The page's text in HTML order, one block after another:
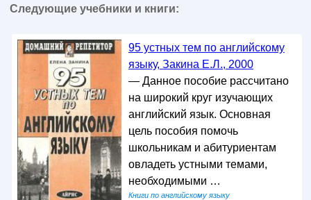
Следующие учебники и книги:
95 устных тем по английскому
языку, Закина Е.Л., 2000
— Данное пособие рассчитано
на широкий круг изучающих
английский язык. Основная
цель пособия помочь
школьникам и абитуриентам
овладеть устными темами,
необходимыми …
Книги по английскому языку